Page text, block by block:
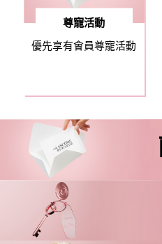
尊寵活動
優先享有會員尊寵活動